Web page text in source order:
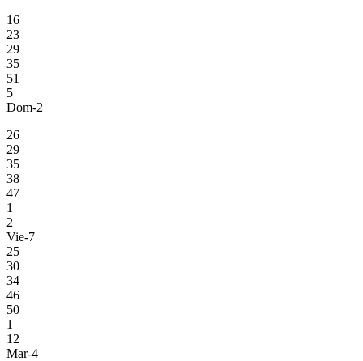
16
23
29
35
51
5
Dom-2
26
29
35
38
47
1
2
Vie-7
25
30
34
46
50
1
12
Mar-4